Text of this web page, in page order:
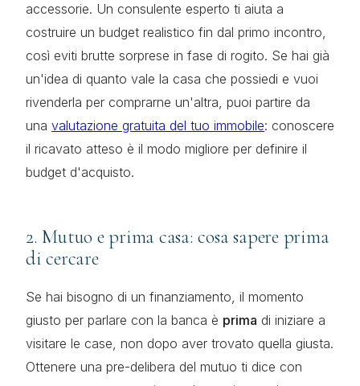
accessorie. Un consulente esperto ti aiuta a
costruire un budget realistico fin dal primo incontro,
così eviti brutte sorprese in fase di rogito. Se hai già
un'idea di quanto vale la casa che possiedi e vuoi
rivenderla per comprarne un'altra, puoi partire da
una valutazione gratuita del tuo immobile: conoscere
il ricavato atteso è il modo migliore per definire il
budget d'acquisto.
2. Mutuo e prima casa: cosa sapere prima
di cercare
Se hai bisogno di un finanziamento, il momento
giusto per parlare con la banca è prima di iniziare a
visitare le case, non dopo aver trovato quella giusta.
Ottenere una pre-delibera del mutuo ti dice con